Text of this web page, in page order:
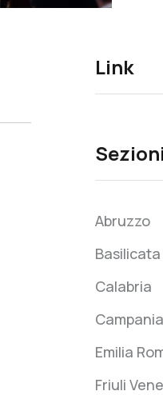
Link
Sezioni
Abruzzo
Basilicata
Calabria
Campania
Emilia
Friuli